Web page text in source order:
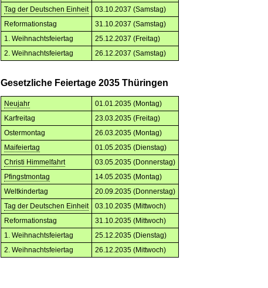
Tag der Deutschen Einheit
03.10.2037 (Samstag)
Reformationstag
31.10.2037 (Samstag)
1. Weihnachtsfeiertag
25.12.2037 (Freitag)
2. Weihnachtsfeiertag
26.12.2037 (Samstag)
Gesetzliche Feiertage 2035 Thüringen
Neujahr
01.01.2035 (Montag)
Karfreitag
23.03.2035 (Freitag)
Ostermontag
26.03.2035 (Montag)
Maifeiertag
01.05.2035 (Dienstag)
Christi Himmelfahrt
03.05.2035 (Donnerstag)
Pfingstmontag
14.05.2035 (Montag)
Weltkindertag
20.09.2035 (Donnerstag)
Tag der Deutschen Einheit
03.10.2035 (Mittwoch)
Reformationstag
31.10.2035 (Mittwoch)
1. Weihnachtsfeiertag
25.12.2035 (Dienstag)
2. Weihnachtsfeiertag
26.12.2035 (Mittwoch)